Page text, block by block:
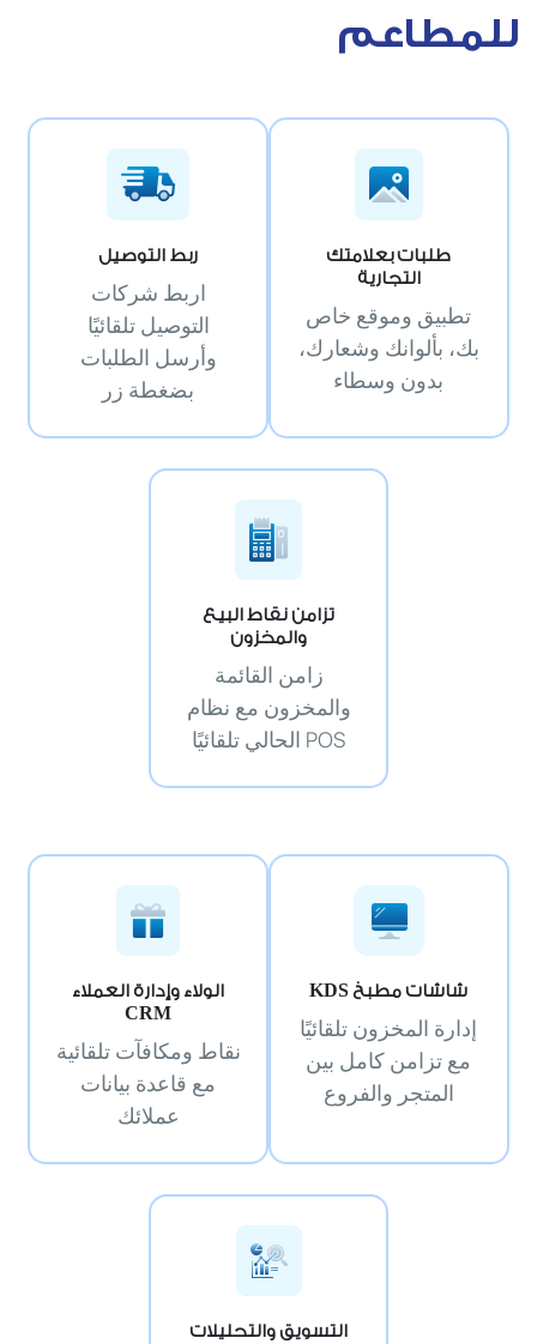
للمطاعم
طلبات بعلامتك
التجارية
تطبيق وموقع خاص
بك، بألوانك وشعارك،
بدون وسطاء
ربط التوصيل
اربط شركات
التوصيل تلقائيًا
وأرسل الطلبات
بضغطة زر
تزامن نقاط البيع
والمخزون
زامن القائمة
والمخزون مع نظام
POS الحالي تلقائيًا
شاشات مطبخ KDS
إدارة المخزون تلقائيًا
مع تزامن كامل بين
المتجر والفروع
الولاء وإدارة العملاء
CRM
نقاط ومكافآت تلقائية
مع قاعدة بيانات
عملائك
التسويق والتحليلات